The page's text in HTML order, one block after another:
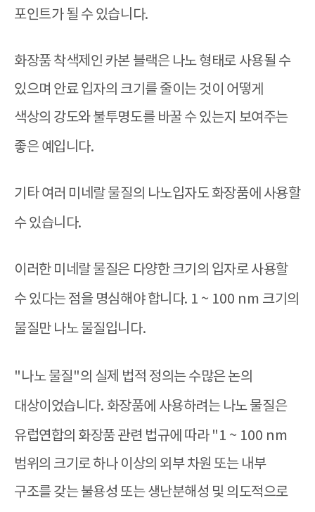
포인트가 될 수 있습니다.
화장품 착색제인 카본 블랙은 나노 형태로 사용될 수
있으며 안료 입자의 크기를 줄이는 것이 어떻게
색상의 강도와 불투명도를 바꿀 수 있는지 보여주는
좋은 예입니다.
기타 여러 미네랄 물질의 나노입자도 화장품에 사용할
수 있습니다.
이러한 미네랄 물질은 다양한 크기의 입자로 사용할
수 있다는 점을 명심해야 합니다. 1 ~ 100 nm 크기의
물질만 나노 물질입니다.
"나노 물질"의 실제 법적 정의는 수많은 논의
대상이었습니다. 화장품에 사용하려는 나노 물질은
유럽연합의 화장품 관련 법규에 따라 "1 ~ 100 nm
범위의 크기로 하나 이상의 외부 차원 또는 내부
구조를 갖는 불용성 또는 생난분해성 및 의도적으로